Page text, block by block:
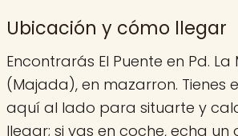
Ubicación y cómo llegar
Encontrarás El Puente en Pd.
(Majada), en mazarron. Tienes
aquí al lado para situarte y
llegar; si vas en coche, echa un